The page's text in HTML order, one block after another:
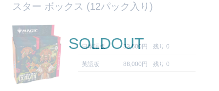
スター ボックス (12パック入り)
日本語版 33,600円 残り 0
英語版 88,000円 残り 0
SOLDOUT